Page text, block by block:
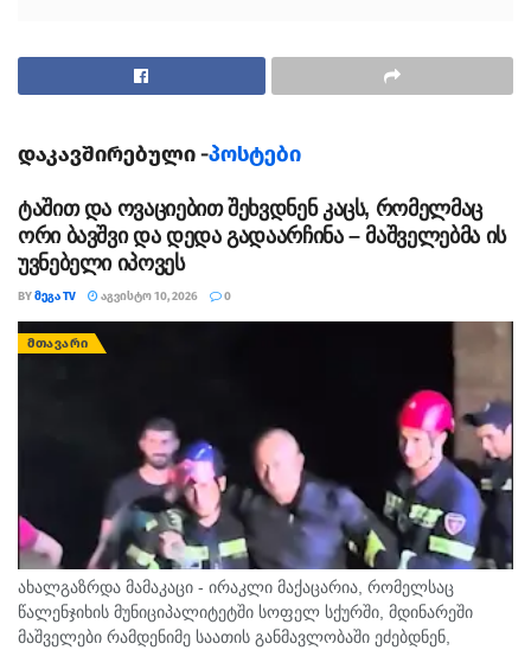
დაკავშირებული -პოსტები
ტაშით და ოვაციებით შეხვდნენ კაცს, რომელმაც
ორი ბავშვი და დედა გადაარჩინა – მაშველებმა ის
უვნებელი იპოვეს
BYᲛᲔᲒᲐ TV ᲐᲒᲕᲘᲡᲢᲝ 10, 2026 0
ᲛᲗᲐᲕᲐᲠᲘ
ახალგაზრდა მამაკაცი - ირაკლი მაქაცარია, რომელსაც
წალენჯიხის მუნიციპალიტეტში სოფელ სქურში, მდინარეში
მაშველები რამდენიმე საათის განმავლობაში ეძებდნენ,